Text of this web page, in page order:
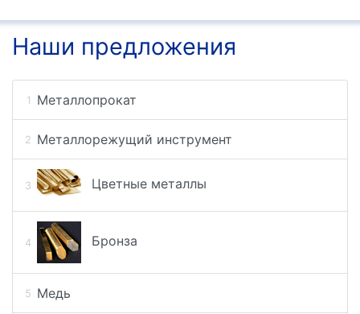
Наши предложения
Металлопрокат
Металлорежущий инструмент
Цветные металлы
Бронза
Медь